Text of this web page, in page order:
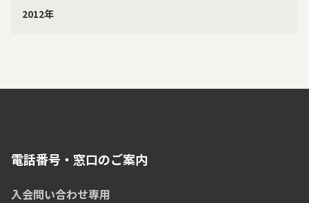
2012年
電話番号・窓口のご案内
入会問い合わせ専用